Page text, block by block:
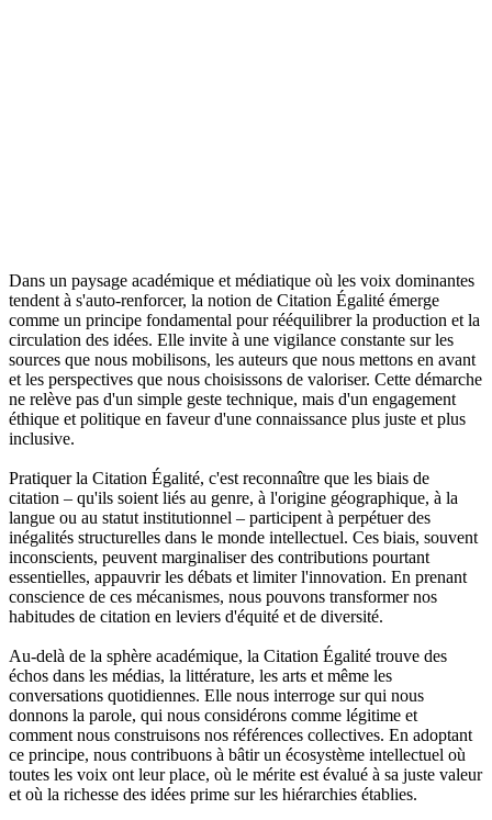
Dans un paysage académique et médiatique où les voix dominantes
tendent à s'auto-renforcer, la notion de Citation Égalité émerge
comme un principe fondamental pour rééquilibrer la production et la
circulation des idées. Elle invite à une vigilance constante sur les
sources que nous mobilisons, les auteurs que nous mettons en avant
et les perspectives que nous choisissons de valoriser. Cette démarche
ne relève pas d'un simple geste technique, mais d'un engagement
éthique et politique en faveur d'une connaissance plus juste et plus
inclusive.
Pratiquer la Citation Égalité, c'est reconnaître que les biais de
citation – qu'ils soient liés au genre, à l'origine géographique, à la
langue ou au statut institutionnel – participent à perpétuer des
inégalités structurelles dans le monde intellectuel. Ces biais, souvent
inconscients, peuvent marginaliser des contributions pourtant
essentielles, appauvrir les débats et limiter l'innovation. En prenant
conscience de ces mécanismes, nous pouvons transformer nos
habitudes de citation en leviers d'équité et de diversité.
Au-delà de la sphère académique, la Citation Égalité trouve des
échos dans les médias, la littérature, les arts et même les
conversations quotidiennes. Elle nous interroge sur qui nous
donnons la parole, qui nous considérons comme légitime et
comment nous construisons nos références collectives. En adoptant
ce principe, nous contribuons à bâtir un écosystème intellectuel où
toutes les voix ont leur place, où le mérite est évalué à sa juste valeur
et où la richesse des idées prime sur les hiérarchies établies.